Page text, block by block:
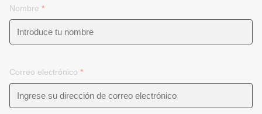
Nombre *
Correo electrónico *